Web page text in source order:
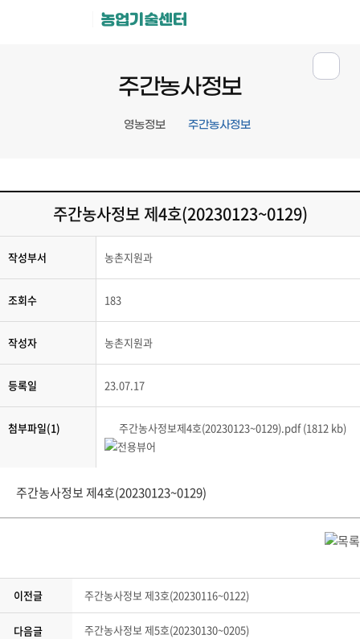
농업기술센터
주간농사정보
영농정보 주간농사정보
주간농사정보 제4호(20230123~0129)
작성부서 농촌지원과
조회수 183
작성자 농촌지원과
등록일 23.07.17
첨부파일(1) 주간농사정보제4호(20230123~0129).pdf (1812 kb)
주간농사정보 제4호(20230123~0129)
이전글 주간농사정보 제3호(20230116~0122)
다음글 주간농사정보 제5호(20230130~0205)